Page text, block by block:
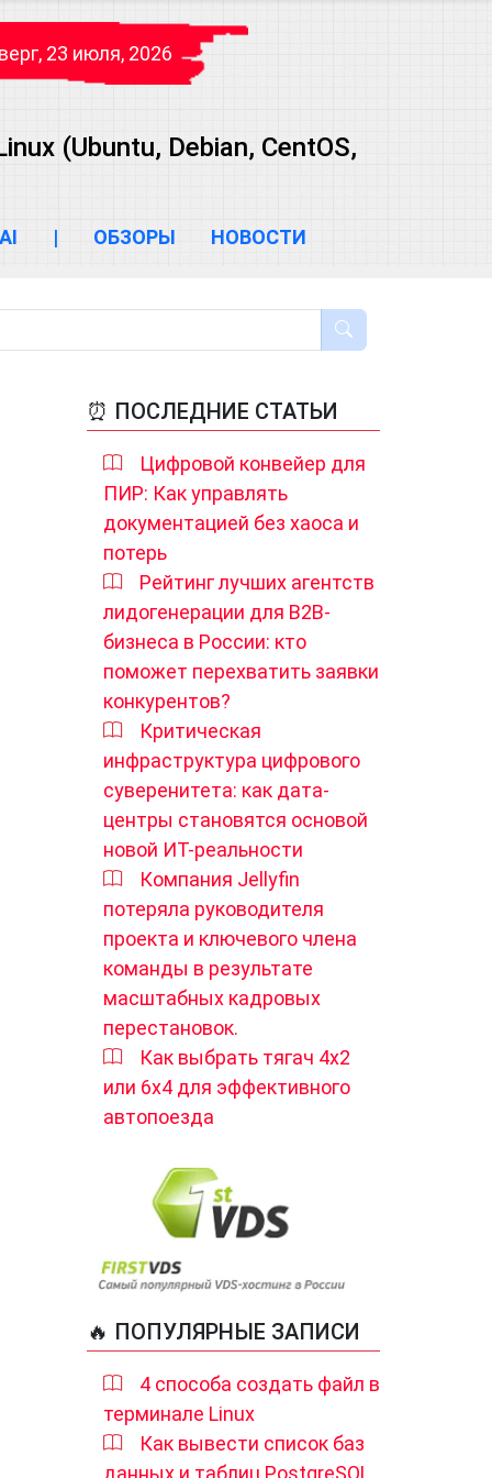
23 июля, 2026
(Ubuntu, Debian, CentOS,
AI | ОБЗОРЫ НОВОСТИ
⏰ ПОСЛЕДНИЕ СТАТЬИ
Цифровой конвейер для
ПИР: Как управлять
документацией без хаоса и
потерь
Рейтинг лучших агентств
лидогенерации для B2B-
бизнеса в России: кто
поможет перехватить заявки
конкурентов?
Критическая
инфраструктура цифрового
суверенитета: как дата-
центры становятся основой
новой ИТ-реальности
Компания Jellyfin
потеряла руководителя
проекта и ключевого члена
команды в результате
масштабных кадровых
перестановок.
Как выбрать тягач 4х2
или 6х4 для эффективного
автопоезда
🔥 ПОПУЛЯРНЫЕ ЗАПИСИ
4 способа создать файл в
терминале Linux
Как вывести список баз
данных и таблиц PostgreSQL